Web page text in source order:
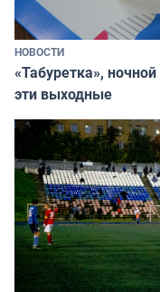
НОВОСТИ
«Табуретка»,
эти выходные